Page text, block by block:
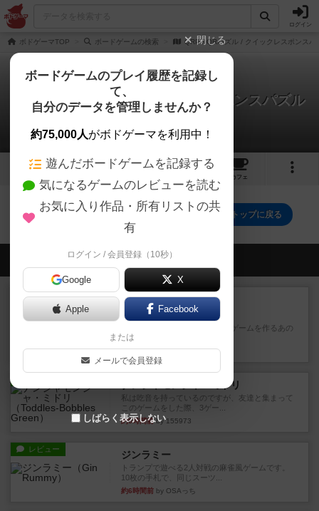
ログイン
ボドゲーマTOP ボードゲームの検索 QRP / QRパズル / クイックレスポンスパ
QRP / QRパズル / クイックレスポンスパズル
0件の戦略やコツ
カフェ
QRP / QRパズル / クイックレスポンスパズルのトップに戻る
会員の新しい投稿
レビュー
フィッシェン
デジタルソロプレイ。毒のあるゲームを作るあの
人がデザイン。箱絵からもう...
約1時間前by おーちゃん
ナンジャモンジャ・ミドリ
私は吃音を持っているのですが、友達と集まって
このゲームをした際、3ゲー...
約5時間前by 155973
レビュー ジンラミー
トランプで遊べる2人対戦の麻雀風ゲームです。
10枚の手札で、同じスーツ...
約6時間前 by OSAっち
閉じる
ボードゲームのプレイ履歴を記録し
て、
自分のデータを管理しませんか？
約75,000人がボドゲーマを利用中！
遊んだボードゲームを記録する
気になるゲームのレビューを読む
お気に入り作品・所有リストの共
有
ログイン / 会員登録（10秒）
Google X
Apple Facebook
または
メールで会員登録
しばらく表示しない